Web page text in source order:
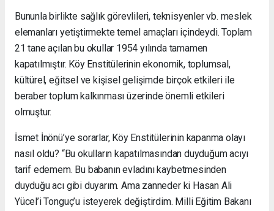
Bununla birlikte sağlık görevlileri, teknisyenler vb. meslek
elemanları yetiştirmekte temel amaçları içindeydi. Toplam
21 tane açılan bu okullar 1954 yılında tamamen
kapatılmıştır. Köy Enstitülerinin ekonomik, toplumsal,
kültürel, eğitsel ve kişisel gelişimde birçok etkileri ile
beraber toplum kalkınması üzerinde önemli etkileri
olmuştur.
İsmet İnönü’ye sorarlar, Köy Enstitülerinin kapanma olayı
nasıl oldu? “Bu okulların kapatılmasından duyduğum acıyı
tarif edemem. Bu babanın evladını kaybetmesinden
duyduğu acı gibi duyarım. Ama zanneder ki Hasan Ali
Yücel’i Tonguç’u isteyerek değiştirdim. Milli Eğitim Bakanı